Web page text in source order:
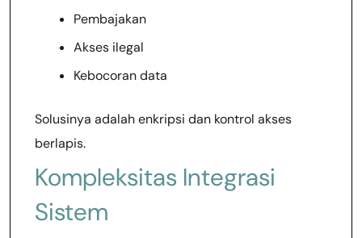
Pembajakan
Akses ilegal
Kebocoran data
Solusinya adalah enkripsi dan kontrol akses
berlapis.
Kompleksitas Integrasi
Sistem